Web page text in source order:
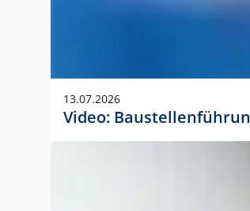
13.07.2026
Video: